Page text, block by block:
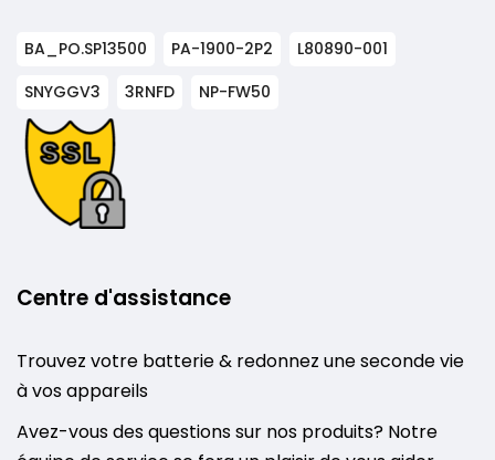
BA_PO.SP13500 PA-1900-2P2
L80890-001
SNYGGV3
3RNFD NP-FW50
Centre d'assistance
Trouvez votre batterie & redonnez une seconde vie
à vos appareils
Avez-vous des questions sur nos produits? Notre